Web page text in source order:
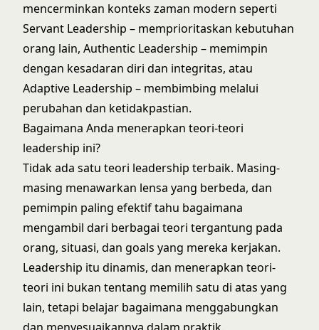
mencerminkan konteks zaman modern seperti
Servant Leadership – memprioritaskan kebutuhan
orang lain, Authentic Leadership – memimpin
dengan kesadaran diri dan integritas, atau
Adaptive Leadership – membimbing melalui
perubahan dan ketidakpastian.
Bagaimana Anda menerapkan teori-teori
leadership ini?
Tidak ada satu teori leadership terbaik. Masing-
masing menawarkan lensa yang berbeda, dan
pemimpin paling efektif tahu bagaimana
mengambil dari berbagai teori tergantung pada
orang, situasi, dan goals yang mereka kerjakan.
Leadership itu dinamis, dan menerapkan teori-
teori ini bukan tentang memilih satu di atas yang
lain, tetapi belajar bagaimana menggabungkan